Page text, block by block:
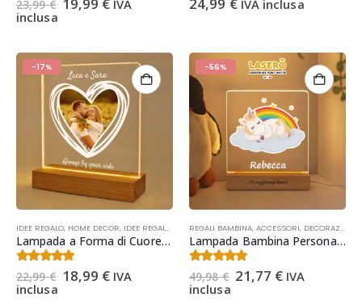
23,99€
prezzo
23,99 €.19,99 €.
IVA
inclusa
IVA inclusa
-17%
IDEE REGALO, HOME DECOR, IDEE REGALO NATALE ,LAMPADE PERSONALIZZATE ,NATALE,
Lampada a Forma di Cuore – Lampada Personalizzata con Foto, Regalo Anniversario
4.47 Su 5
22,99€ Il
prezzo
18,99 €IlIVA
inclusa
-56%
REGALI BAMBINA, ACCESSORI, DECORAZIONI CAMERETTA BAMBINI
Lampada Bambina Personalizzata con Nome – Regalo Nascita Personalizzato – Regalo Bambina (Unicorno)
4.29 Su 5
49,98€ Il
prezzo
21,77 €IlIVA
inclusa